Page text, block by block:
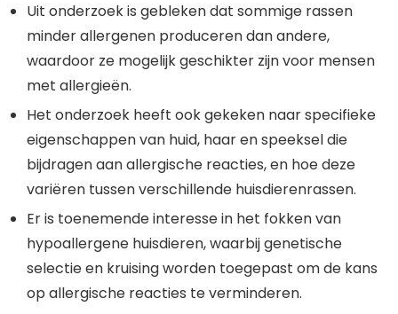
Uit onderzoek is gebleken dat sommige rassen
minder allergenen produceren dan andere,
waardoor ze mogelijk geschikter zijn voor mensen
met allergieën.
Het onderzoek heeft ook gekeken naar specifieke
eigenschappen van huid, haar en speeksel die
bijdragen aan allergische reacties, en hoe deze
variëren tussen verschillende huisdierenrassen.
Er is toenemende interesse in het fokken van
hypoallergene huisdieren, waarbij genetische
selectie en kruising worden toegepast om de kans
op allergische reacties te verminderen.